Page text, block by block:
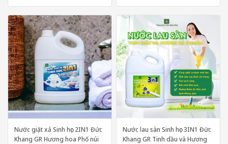
Nước giặt xả Sinh học 2IN1 Đức
Khang GR Hương hoa Phố núi
Nước lau sàn Sinh học 3IN1 Đức
Khang GR Tinh dầu và Hương